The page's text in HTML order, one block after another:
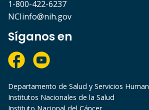
1-800-422-6237
NCIinfo@nih.gov
Síganos en
Departamento de Salud y Servicios
Institutos Nacionales de la Salud